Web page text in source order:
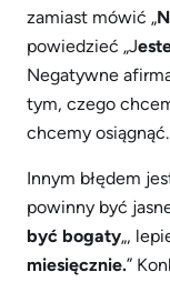
zamiast mówić „
powiedzieć „J
Negatywne
tym, czego
chcemy osiągnąć.
Innym błędem
powinny być
być bogaty„,
miesięcznie.”